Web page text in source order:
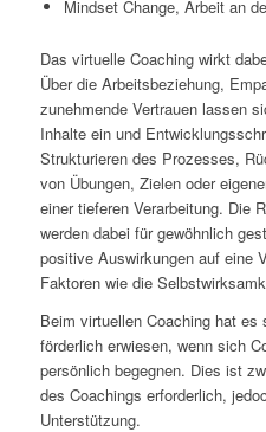
Mindset Change, Arbeit an
Das virtuelle Coaching wirkt
Über die Arbeitsbeziehung,
zunehmende Vertrauen lassen
Inhalte ein und
Strukturieren des Prozesses,
von Übungen, Zielen oder
einer tieferen Verarbeitung. Die
werden dabei für gewöhnlich
positive Auswirkungen auf eine
Faktoren wie die
Beim virtuellen Coaching hat es
förderlich erwiesen, wenn sich
persönlich begegnen. Dies ist
des Coachings erforderlich,
Unterstützung.